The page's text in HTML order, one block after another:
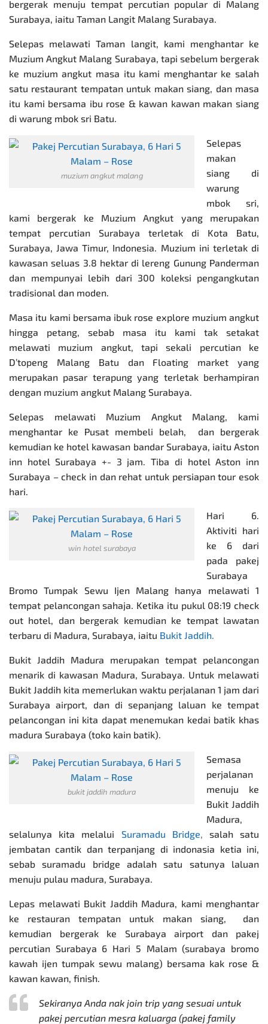
bergerak menuju tempat percutian popular di Malang
Surabaya, iaitu Taman Langit Malang Surabaya.
Selepas melawati Taman langit, kami menghantar ke
Muzium Angkut Malang Surabaya, tapi sebelum bergerak
ke muzium angkut masa itu kami menghantar ke salah
satu restaurant tempatan untuk makan siang, dan masa
itu kami bersama ibu rose & kawan kawan makan siang
di warung mbok sri Batu.
muzium angkut malang
Selepas
makan
siang di
warung
mbok sri,
kami bergerak ke Muzium Angkut yang merupakan
tempat percutian Surabaya terletak di Kota Batu,
Surabaya, Jawa Timur, Indonesia. Muzium ini terletak di
kawasan seluas 3.8 hektar di lereng Gunung Panderman
dan mempunyai lebih dari 300 koleksi pengangkutan
tradisional dan moden.
Masa itu kami bersama ibuk rose explore muzium angkut
hingga petang, sebab masa itu kami tak setakat
melawati muzium angkut, tapi sekali percutian ke
D’topeng Malang Batu dan Floating market yang
merupakan pasar terapung yang terletak berhampiran
dengan muzium angkut Malang Surabaya.
Selepas melawati Muzium Angkut Malang, kami
menghantar ke Pusat membeli belah, dan bergerak
kemudian ke hotel kawasan bandar Surabaya, iaitu Aston
inn hotel Surabaya +- 3 jam. Tiba di hotel Aston inn
Surabaya – check in dan rehat untuk persiapan tour esok
hari.
win hotel surabaya
Hari 6.
Aktiviti hari
ke 6 dari
pada pakej
Surabaya
Bromo Tumpak Sewu Ijen Malang hanya melawati 1
tempat pelancongan sahaja. Ketika itu pukul 08:19 check
out hotel, dan bergerak kemudian ke tempat lawatan
terbaru di Madura, Surabaya, iaitu Bukit Jaddih.
Bukit Jaddih Madura merupakan tempat pelancongan
menarik di kawasan Madura, Surabaya. Untuk melawati
Bukit Jaddih kita memerlukan waktu perjalanan 1 jam dari
Surabaya airport, dan di sepanjang laluan ke tempat
pelancongan ini kita dapat menemukan kedai batik khas
madura Surabaya (toko kain batik).
bukit jaddih madura
Semasa
perjalanan
menuju ke
Bukit Jaddih
Madura,
selalunya kita melalui
Suramadu Bridge, salah satu
jembatan cantik dan terpanjang di indonasia ketia ini,
sebab suramadu bridge adalah satu satunya laluan
menuju pulau madura, Surabaya.
Lepas melawati Bukit Jaddih Madura, kami menghantar
ke restauran tempatan untuk makan siang, dan
kemudian bergerak ke Surabaya airport dan pakej
percutian Surabaya 6 Hari 5 Malam (surabaya bromo
kawah ijen tumpak sewu malang) bersama kak rose &
kawan kawan, finish.
Sekiranya Anda nak join trip yang sesuai untuk
pakej percutian mesra kaluarga (pakej family